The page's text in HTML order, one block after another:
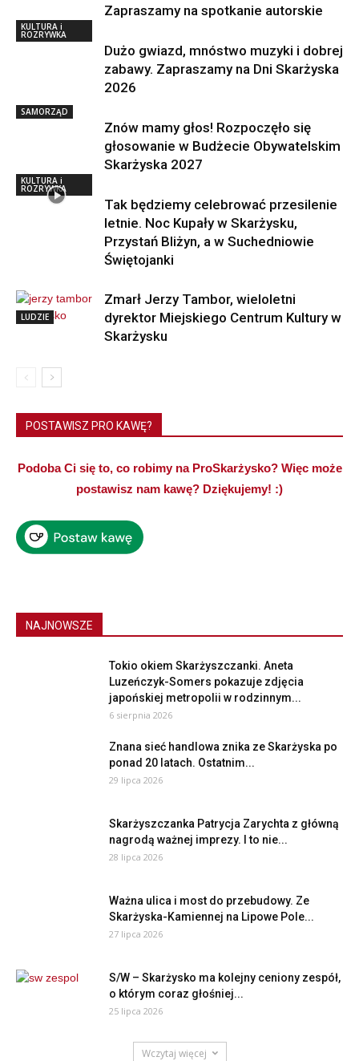
Zapraszamy na spotkanie autorskie
KULTURA i
ROZRYWKA
Dużo gwiazd, mnóstwo muzyki i dobrej
zabawy. Zapraszamy na Dni Skarżyska
2026
SAMORZĄD
Znów mamy głos! Rozpoczęło się
głosowanie w Budżecie Obywatelskim
Skarżyska 2027
KULTURA i
ROZRYWKA
Tak będziemy celebrować przesilenie
letnie. Noc Kupały w Skarżysku,
Przystań Bliżyn, a w Suchedniowie
Świętojanki
LUDZIE
Zmarł Jerzy Tambor, wieloletni
dyrektor Miejskiego Centrum Kultury w
Skarżysku
POSTAWISZ PRO KAWĘ?
Podoba Ci się to, co robimy na ProSkarżysko? Więc może
postawisz nam kawę? Dziękujemy! :)
NAJNOWSZE
Tokio okiem Skarżyszczanki. Aneta
Luzeńczyk-Somers pokazuje zdjęcia
japońskiej metropolii w rodzinnym...
6 sierpnia 2026
Znana sieć handlowa znika ze Skarżyska po
ponad 20 latach. Ostatnim...
29 lipca 2026
Skarżyszczanka Patrycja Zarychta z główną
nagrodą ważnej imprezy. I to nie...
28 lipca 2026
Ważna ulica i most do przebudowy. Ze
Skarżyska-Kamiennej na Lipowe Pole...
27 lipca 2026
S/W – Skarżysko ma kolejny ceniony zespół,
o którym coraz głośniej...
25 lipca 2026
Wczytaj więcej